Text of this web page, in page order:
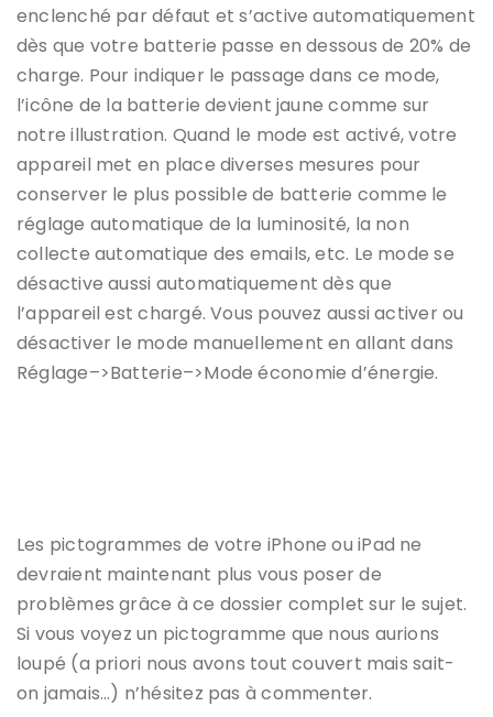
enclenché par défaut et s’active automatiquement
dès que votre batterie passe en dessous de 20% de
charge. Pour indiquer le passage dans ce mode,
l’icône de la batterie devient jaune comme sur
notre illustration. Quand le mode est activé, votre
appareil met en place diverses mesures pour
conserver le plus possible de batterie comme le
réglage automatique de la luminosité, la non
collecte automatique des emails, etc. Le mode se
désactive aussi automatiquement dès que
l’appareil est chargé. Vous pouvez aussi activer ou
désactiver le mode manuellement en allant dans
Réglage–>Batterie–>Mode économie d’énergie.
Les pictogrammes de votre iPhone ou iPad ne
devraient maintenant plus vous poser de
problèmes grâce à ce dossier complet sur le sujet.
Si vous voyez un pictogramme que nous aurions
loupé (a priori nous avons tout couvert mais sait-
on jamais…) n’hésitez pas à commenter.